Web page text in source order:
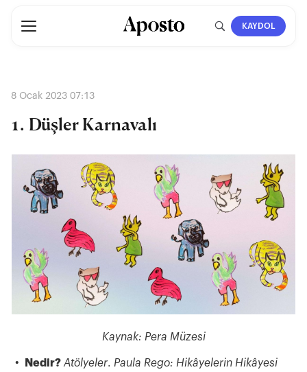
KAYDOL
8 Ocak 2023 07:13
1. Düşler Karnavalı
Kaynak: Pera Müzesi
Nedir? Atölyeler. Paula Rego: Hikâyelerin Hikâyesi